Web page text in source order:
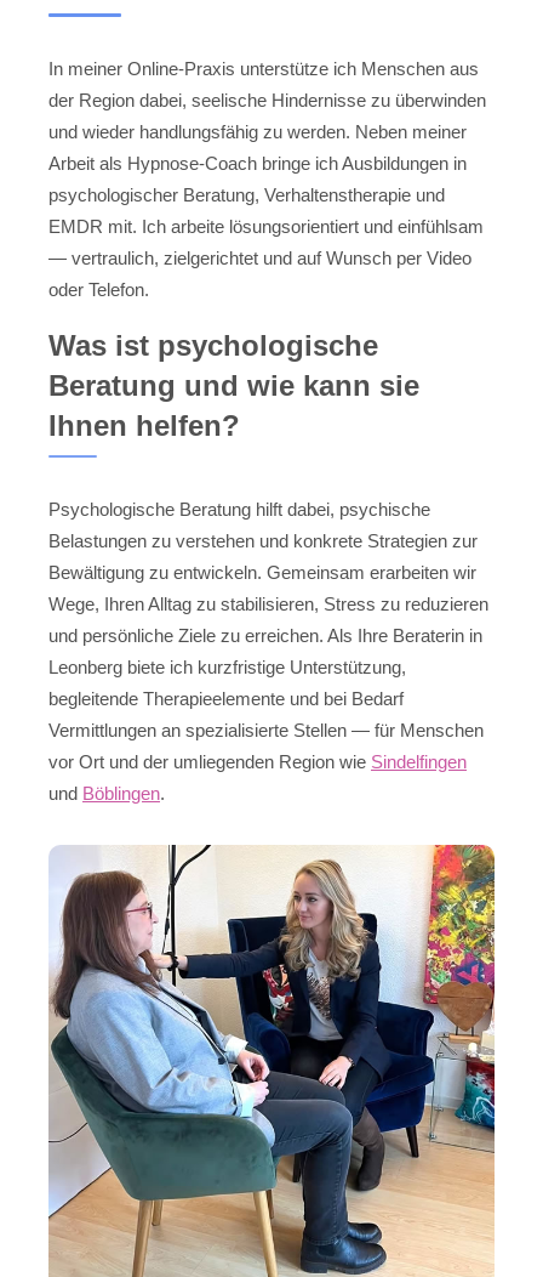
In meiner Online‑Praxis unterstütze ich Menschen aus
der Region dabei, seelische Hindernisse zu überwinden
und wieder handlungsfähig zu werden. Neben meiner
Arbeit als Hypnose-Coach bringe ich Ausbildungen in
psychologischer Beratung, Verhaltenstherapie und
EMDR mit. Ich arbeite lösungsorientiert und einfühlsam
— vertraulich, zielgerichtet und auf Wunsch per Video
oder Telefon.
Was ist psychologische
Beratung und wie kann sie
Ihnen helfen?
Psychologische Beratung hilft dabei, psychische
Belastungen zu verstehen und konkrete Strategien zur
Bewältigung zu entwickeln. Gemeinsam erarbeiten wir
Wege, Ihren Alltag zu stabilisieren, Stress zu reduzieren
und persönliche Ziele zu erreichen. Als Ihre Beraterin in
Leonberg biete ich kurzfristige Unterstützung,
begleitende Therapieelemente und bei Bedarf
Vermittlungen an spezialisierte Stellen — für Menschen
vor Ort und der umliegenden Region wie Sindelfingen
und Böblingen.